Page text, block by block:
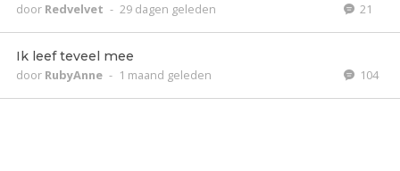
door Redvelvet - 29 dagen geleden 21
Ik leef teveel mee
door RubyAnne - 1 maand geleden 104